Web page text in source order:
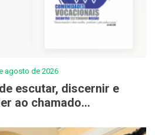
agosto de 2026
escutar, discernir e
ao chamado...